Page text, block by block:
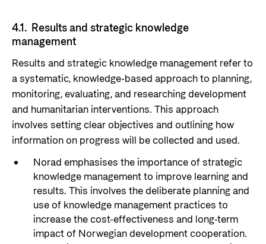
Viktige dokumenter og lenker
Partnerfordeling
Panorama nyheter
Kontakt
Kontakt oss
Norads Varslingstjeneste
Organisasjonskart
Organisasjonsoversikt
Presse og media
Logo
Postjournal
4.1. Results and strategic knowledge
management
Results and strategic knowledge management refer to
a systematic, knowledge-based approach to planning,
monitoring, evaluating, and researching development
and humanitarian interventions. This approach
involves setting clear objectives and outlining how
information on progress will be collected and used.
Norad emphasises the importance of strategic
knowledge management to improve learning and
results. This involves the deliberate planning and
use of knowledge management practices to
increase the cost-effectiveness and long-term
impact of Norwegian development cooperation.